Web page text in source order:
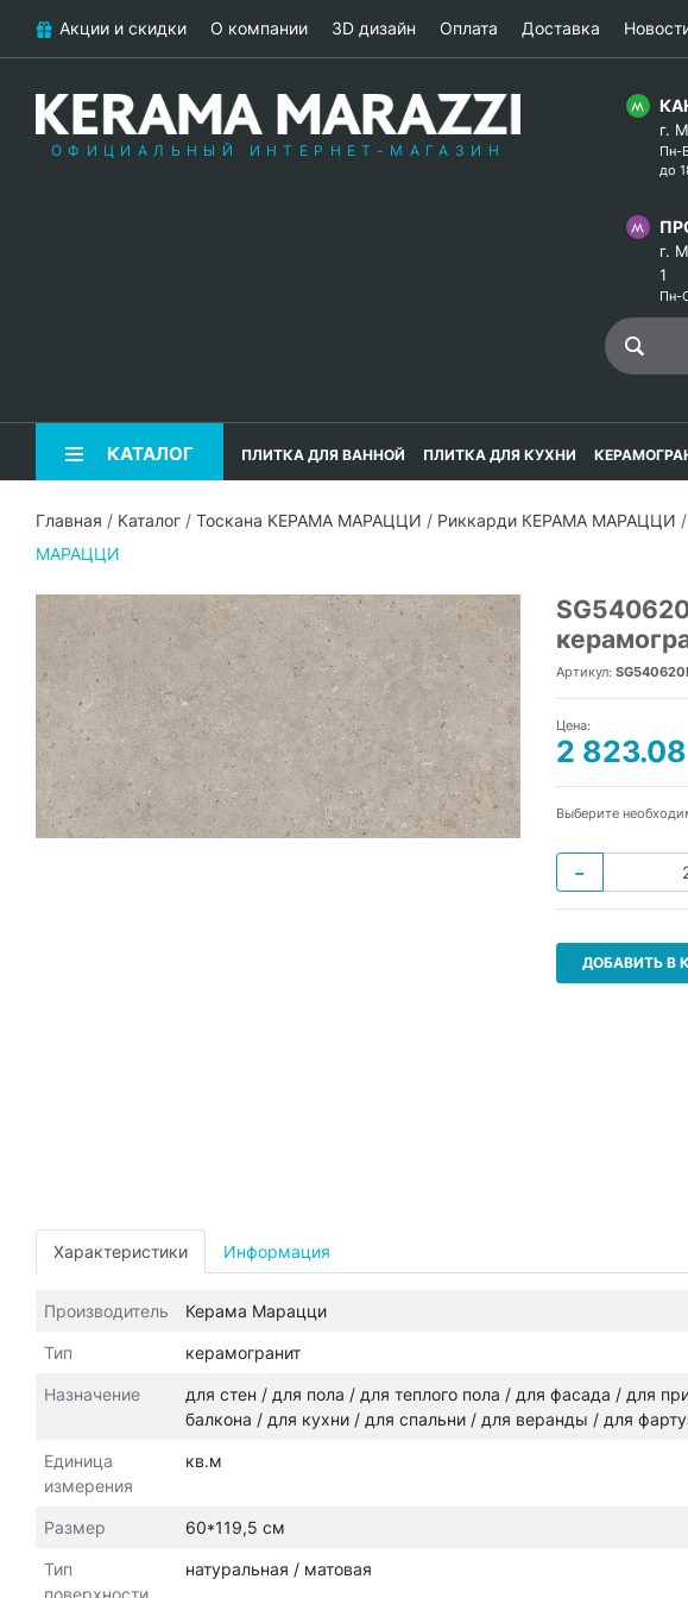
Акции и скидки О компании 3D дизайн Оплата Доставка
ОФИЦИАЛЬНЫЙ ИНТЕРНЕТ-МАГАЗИН
г.
Пн-
до
г.
1
Пн-
КАТАЛОГ ПЛИТКА ДЛЯ ВАННОЙ ПЛИТКА ДЛЯ КУХНИ
Главная / Каталог / Тоскана КЕРАМА МАРАЦЦИ / Риккарди КЕРАМА МАРАЦЦИ /
МАРАЦЦИ
Артикул:
Цена:
2
Выберите
−
ДОБАВИТЬ В
Характеристики Информация
Производитель Керама Марацци
Тип керамогранит
Назначение
для стен / для пола / для теплого пола / для фасада / для
балкона / для кухни / для спальни / для веранды / для
Единица
измерения
кв.м
Размер 60*119,5 см
Тип
поверхности
натуральная / матовая